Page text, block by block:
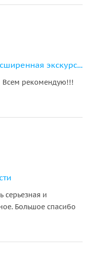
Фабрика Оскара Шиндлера (расширенная экскурсия)
Всем рекомендую!!!
серьезная и
Большое спасибо